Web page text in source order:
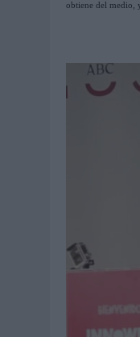
obtiene del medio,